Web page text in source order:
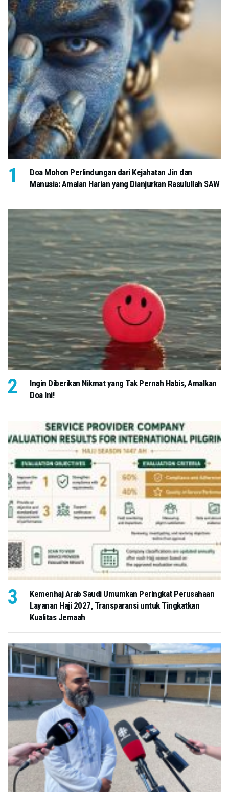
Doa Mohon Perlindungan dari Kejahatan Jin dan
Manusia: Amalan Harian yang Dianjurkan Rasulullah SAW
Ingin Diberikan Nikmat yang Tak Pernah Habis, Amalkan
Doa Ini!
Kemenhaj Arab Saudi Umumkan Peringkat Perusahaan
Layanan Haji 2027, Transparansi untuk Tingkatkan
Kualitas Jemaah